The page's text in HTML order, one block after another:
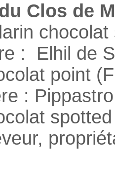
Clos de
: Elhil de
point
: